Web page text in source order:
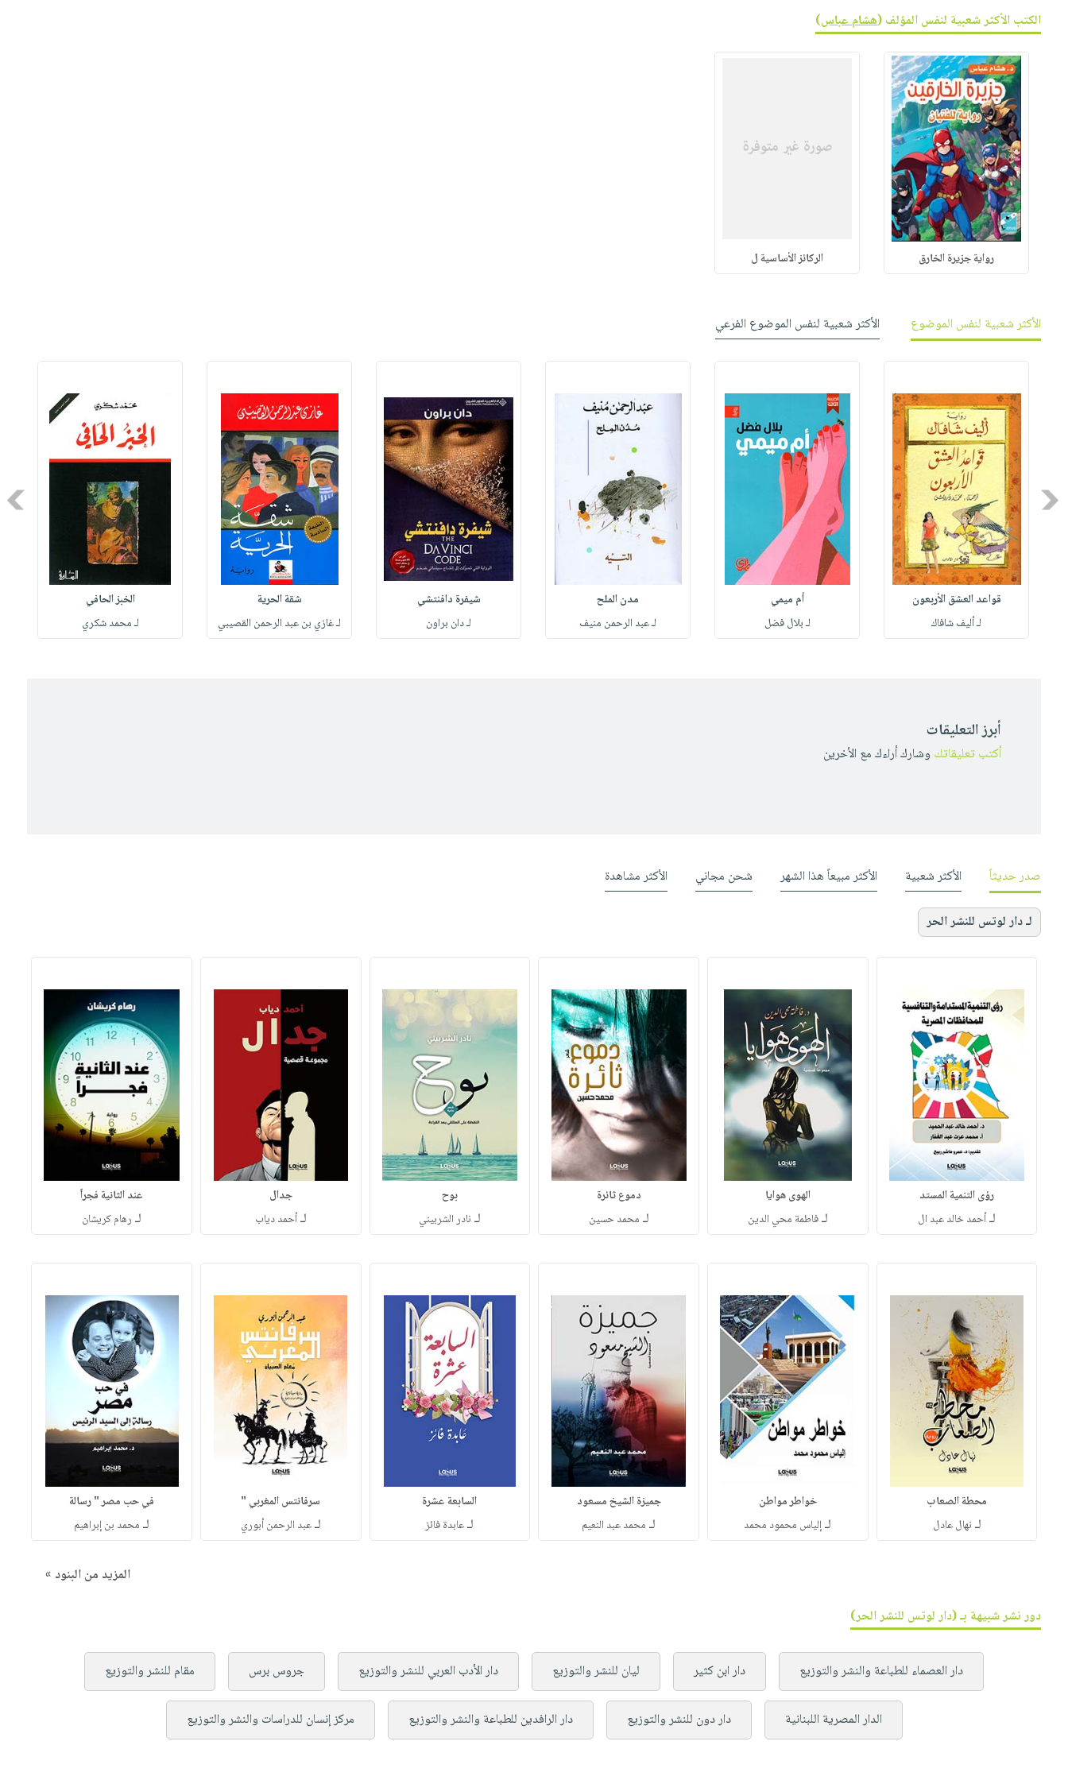
صابون
أطفال
مناسبات
فيديوهات
أسئلة
يتكرر
طرحها
خدمات
وفرات
انشر
كتابك
تواصل
عربة
الإصدارات
الكتب الأكثر شعبية لنفس المؤلف (هشام عباس)
رواية جزيرة الخارق الركائز الأساسية ل
الأكثر شعبية لنفس الموضوع الأكثر شعبية لنفس الموضوع الفرعي
Previous
قواعد العشق الأربعون
لـ أليف شافاك
أم ميمي
لـ بلال فضل
مدن الملح
لـ عبد الرحمن منيف
شيفرة دافنتشي
لـ دان براون
شقة الحرية
لـ غازي بن عبد الرحمن القصيبي
الخبز الحافي
لـ محمد شكري
أبرز التعليقات
أكتب تعليقاتك وشارك أراءك مع الأخرين
صدر حديثاً الأكثر شعبية الأكثر مبيعاً هذا الشهر شحن مجاني الأكثر مشاهدة
لـ دار لوتس للنشر الحر
رؤى التنمية المستد
لـأحمد خالد عبد ال
الهوى هوايا
لـفاطمة محي الدين
دموع ثائرة
لـ محمد حسين
بوح
لـ نادر الشربيني
جدال
لـأحمد دياب
عند الثانية فجراً
لـ رهام كريشان
محطة الصعاب
لـ نهال عادل
خواطر مواطن
لـإلياس محمود محمد
جميزة الشيخ مسعود
لـ محمد عبد النعيم
السابعة عشرة
لـعابدة فائز
سرفانتس المغربي "
لـعبد الرحمن أبوري
في حب مصر " رسالة
لـ محمد بن إبراهيم
المزيد من البنود »
دور نشر شبيهة بـ (دار لوتس للنشر الحر)
دار العصماء للطباعة والنشر والتوزيع دار ابن كثير ليان للنشر والتوزيع دار الأدب العربي للنشر والتوزيع جروس برس مقام للنشر والتوزيع
الدار المصرية اللبنانية دار دون للنشر والتوزيع دار الرافدين للطباعة والنشر والتوزيع مركز إنسان للدراسات والنشر والتوزيع